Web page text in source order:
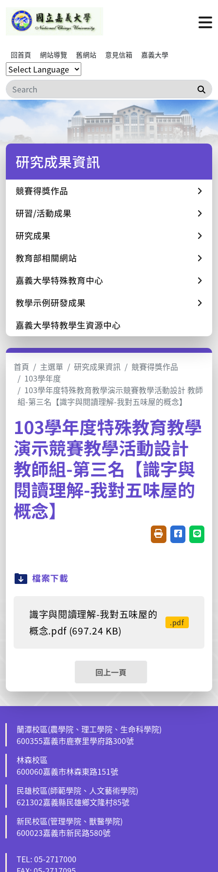
回首頁 網站導覽 舊網站 意見信箱 嘉義大學
搜
研究成果資訊
競賽得獎作品
研習/活動成果
研究成果
教育部相關網站
嘉義大學特殊教育中心
教學示例研發成果
嘉義大學特教學生資源中心
首頁 主選單 研究成果資訊
競賽得獎作品
103學年度
103學年度特殊教育教學演示競賽教學活動設計 教師
組-第三名【識字與閱讀理解-我對五味屋的概念】
103學年度特殊教育教學
演示競賽教學活動設計
教師組-第三名【識字與
閱讀理解-我對五味屋的
概念】
友善列印(開新視
分享至臉書
分享
檔案下載
識字與閱讀理解-我對五味屋的
概念.pdf (697.24 KB)
.pdf
回上一頁
蘭潭校區(農學院、理工學院、生命科學院)
600355嘉義市鹿寮里學府路300號
林森校區
600060嘉義市林森東路151號
民雄校區(師範學院、人文藝術學院)
621302嘉義縣民雄鄉文隆村85號
新民校區(管理學院、獸醫學院)
600023嘉義市新民路580號
TEL: 05-2717000